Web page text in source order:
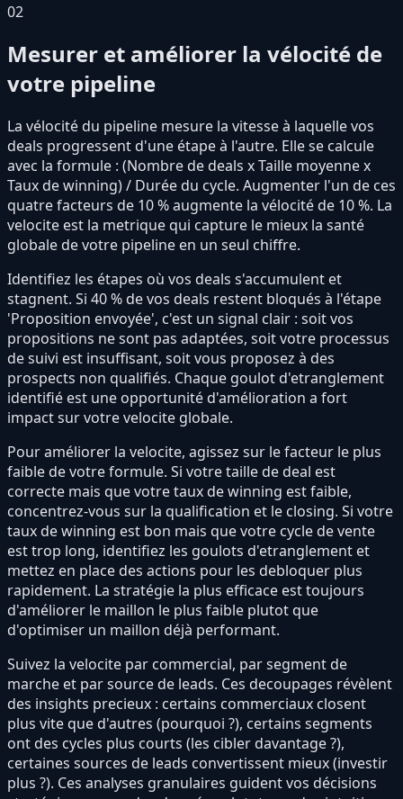
02
Mesurer et améliorer la vélocité de
votre pipeline
La vélocité du pipeline mesure la vitesse à laquelle vos
deals progressent d'une étape à l'autre. Elle se calcule
avec la formule : (Nombre de deals x Taille moyenne x
Taux de winning) / Durée du cycle. Augmenter l'un de ces
quatre facteurs de 10 % augmente la vélocité de 10 %. La
velocite est la metrique qui capture le mieux la santé
globale de votre pipeline en un seul chiffre.
Identifiez les étapes où vos deals s'accumulent et
stagnent. Si 40 % de vos deals restent bloqués à l'étape
'Proposition envoyée', c'est un signal clair : soit vos
propositions ne sont pas adaptées, soit votre processus
de suivi est insuffisant, soit vous proposez à des
prospects non qualifiés. Chaque goulot d'etranglement
identifié est une opportunité d'amélioration a fort
impact sur votre velocite globale.
Pour améliorer la velocite, agissez sur le facteur le plus
faible de votre formule. Si votre taille de deal est
correcte mais que votre taux de winning est faible,
concentrez-vous sur la qualification et le closing. Si votre
taux de winning est bon mais que votre cycle de vente
est trop long, identifiez les goulots d'etranglement et
mettez en place des actions pour les debloquer plus
rapidement. La stratégie la plus efficace est toujours
d'améliorer le maillon le plus faible plutot que
d'optimiser un maillon déjà performant.
Suivez la velocite par commercial, par segment de
marche et par source de leads. Ces decoupages révèlent
des insights precieux : certains commerciaux closent
plus vite que d'autres (pourquoi ?), certains segments
ont des cycles plus courts (les cibler davantage ?),
certaines sources de leads convertissent mieux (investir
plus ?). Ces analyses granulaires guident vos décisions